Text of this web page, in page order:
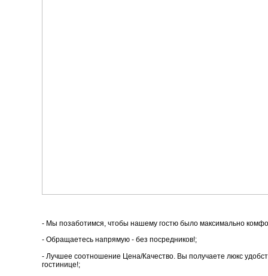
- Мы позаботимся, чтобы нашему гостю было максимально
- Обращаетесь напрямую - без посредников!;
- Лучшее соотношение Цена/Качество. Вы получаете люкс
гостинице!;